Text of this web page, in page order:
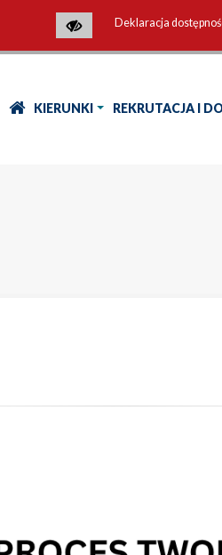
Deklaracja
KIERUNKI REKRUTACJA I